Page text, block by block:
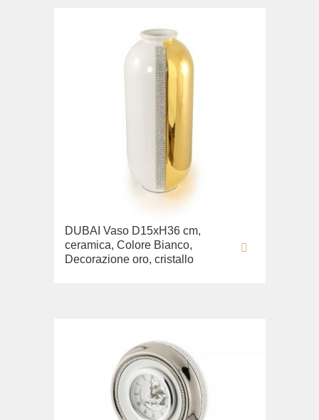
DUBAI Vaso D15хН36 cm,
ceramica, Colore Bianco,
Decorazione oro, cristallo